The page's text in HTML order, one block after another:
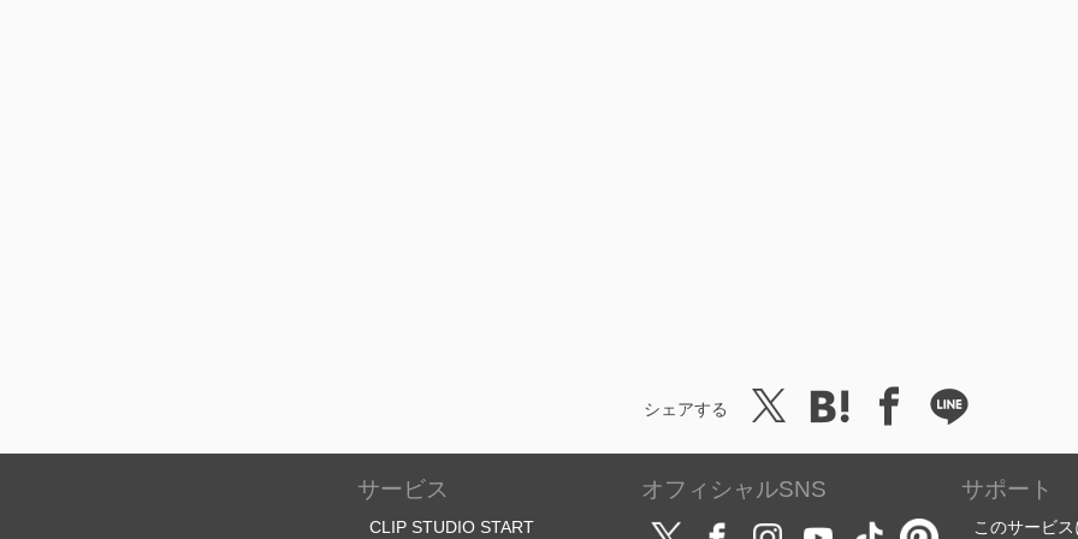
シェアする
サービス
CLIP STUDIO START
オフィシャルSNS サポート
このサービ